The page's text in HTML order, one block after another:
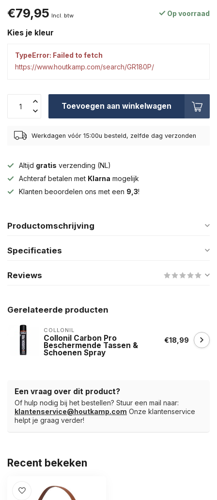
€79,95 Incl. btw Op voorraad
Kies je kleur
TypeError: Failed to fetch
https://www.houtkamp.com/search/GR180P/
Toevoegen aan winkelwagen
Werkdagen vóór 15:00u besteld, zelfde dag verzonden
Altijd gratis verzending (NL)
Achteraf betalen met Klarna mogelijk
Klanten beoordelen ons met een 9,3!
Productomschrijving
Specificaties
Reviews
Gerelateerde producten
COLLONIL
Collonil Carbon Pro
Beschermende Tassen &
Schoenen Spray
€18,99
Een vraag over dit product?
Of hulp nodig bij het bestellen? Stuur een mail naar:
klantenservice@houtkamp.com Onze klantenservice
helpt je graag verder!
Recent bekeken